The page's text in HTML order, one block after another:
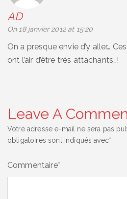
ADsays:
On 18 janvier 2012 at 15:20
On a presque envie d’y aller…
ont l’air d’être très attachants…!
Leave A
Votre adresse e-mail ne sera pas
obligatoires sont indiqués avec*
Commentaire*